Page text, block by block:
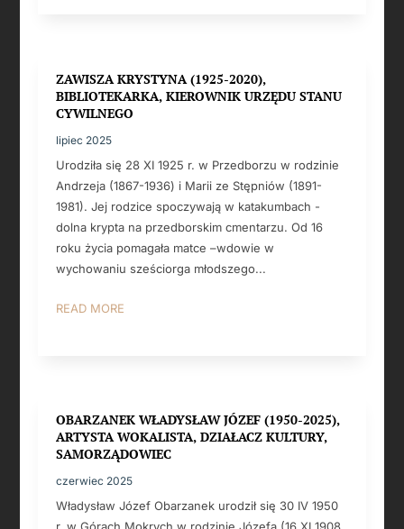
ZAWISZA KRYSTYNA (1925-2020),
BIBLIOTEKARKA, KIEROWNIK URZĘDU STANU
CYWILNEGO
lipiec 2025
Urodziła się 28 XI 1925 r. w Przedborzu w rodzinie
Andrzeja (1867-1936) i Marii ze Stępniów (1891-
1981). Jej rodzice spoczywają w katakumbach -
dolna krypta na przedborskim cmentarzu. Od 16
roku życia pomagała matce –wdowie w
wychowaniu sześciorga młodszego...
READ MORE
OBARZANEK WŁADYSŁAW JÓZEF (1950-2025),
ARTYSTA WOKALISTA, DZIAŁACZ KULTURY,
SAMORZĄDOWIEC
czerwiec 2025
Władysław Józef Obarzanek urodził się 30 IV 1950